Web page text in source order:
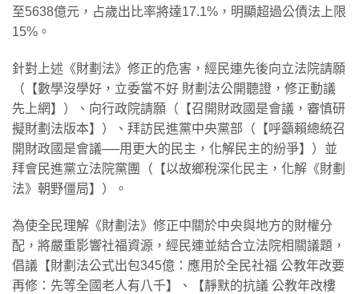
至5638億元，占歲出比率將達17.1%，明顯超過公債法上限
15%。
針對上述《財劃法》修正的危害，經民連先後向立法院請願
（【數學沒學好，立委當不好 財劃法公開聽證，修正動議
先上網】）、向行政院請願（【召開財政國是會議，審慎研
擬財劃法版本】）、拜訪民進黨中央黨部（【呼籲賴總統召
開財政國是會議──用更大的民主，化解民主的紛爭】）並
拜會民進黨立法院黨團（【以故鄉稅深化民主，化解《財劃
法》朝野僵局】）。
為使全民理解《財劃法》修正中關於中央與地方的財權分
配，將嚴重影響社福資源，經民連並結合立法院相關議題，
倡議【財劃法公式出包345億：應用於全民社福 公教年改要
再修：先等全國老人有八千】、【靜默的抗議 公教年改樓